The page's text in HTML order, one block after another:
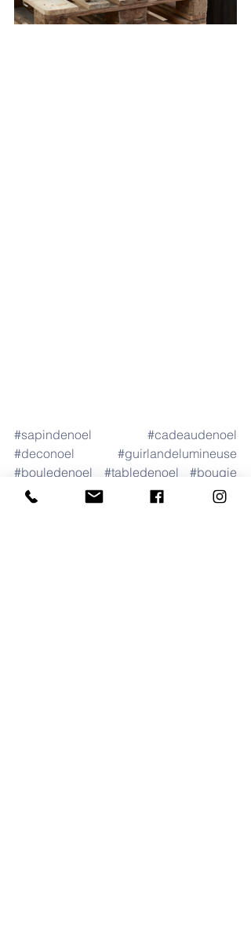
#sapindenoel
#cadeaudenoel
#deconoel
#guirlandelumineuse
#bouledenoel
#tabledenoel
#bougie
#fetedenoel
#decorationdinterieur